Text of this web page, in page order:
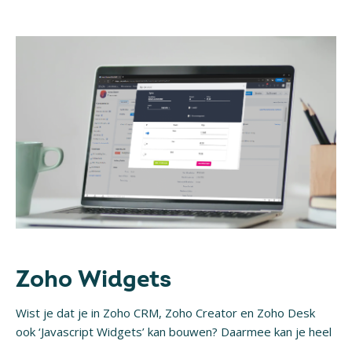
Zoho Widgets
Wist je dat je in Zoho CRM, Zoho Creator en Zoho Desk
ook ‘Javascript Widgets’ kan bouwen? Daarmee kan je heel